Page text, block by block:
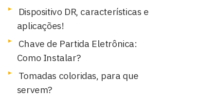
Dispositivo DR, características e
aplicações!
Chave de Partida Eletrônica:
Como Instalar?
Tomadas coloridas, para que
servem?